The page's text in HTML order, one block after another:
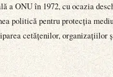
a ONU în 1972, cu ocazia
politică pentru protecția
cetățenilor, organizațiilor